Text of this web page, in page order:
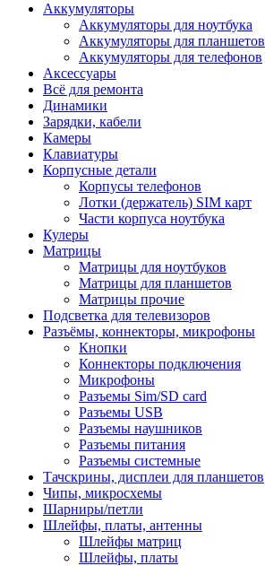
Аккумуляторы
Аккумуляторы для ноутбука
Аккумуляторы для планшетов
Аккумуляторы для телефонов
Аксессуары
Всё для ремонта
Динамики
Зарядки, кабели
Камеры
Клавиатуры
Корпусные детали
Корпусы телефонов
Лотки (держатель) SIM карт
Части корпуса ноутбука
Кулеры
Матрицы
Матрицы для ноутбуков
Матрицы для планшетов
Матрицы прочие
Подсветка для телевизоров
Разъёмы, коннекторы, микрофоны
Кнопки
Коннекторы подключения
Микрофоны
Разъемы Sim/SD card
Разъемы USB
Разъемы наушников
Разъемы питания
Разъемы системные
Тачскрины, дисплеи для планшетов
Чипы, микросхемы
Шарниры/петли
Шлейфы, платы, антенны
Шлейфы матриц
Шлейфы, платы